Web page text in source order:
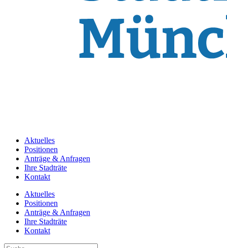
Aktuelles
Positionen
Anträge & Anfragen
Ihre Stadträte
Kontakt
Aktuelles
Positionen
Anträge & Anfragen
Ihre Stadträte
Kontakt